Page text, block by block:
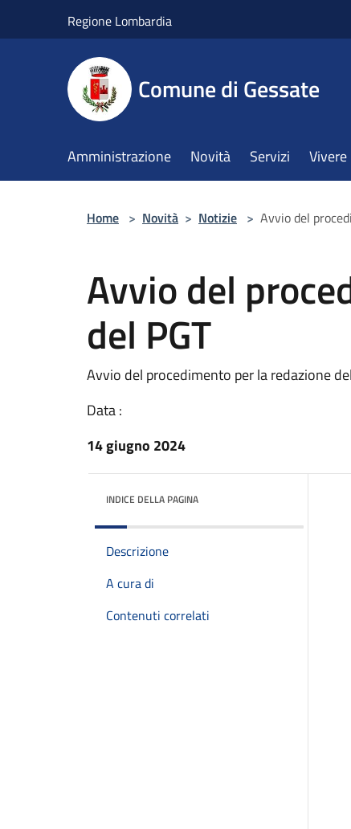
Regione Lombardia
Comune di Gessate
Amministrazione Novità Servizi
Home > Novità > Notizie > Avvio del
Avvio del
del PGT
Avvio del procedimento per la redazione
Data :
14 giugno 2024
INDICE DELLA PAGINA
Descrizione
A cura di
Contenuti correlati